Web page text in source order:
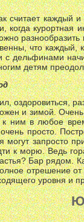
считает каждый
курортная
что
с дельфинами
детям
оздоровиться,
и зимой.
к ним в любое
просто.
могут запросто
к морю. Ведь
Бар рядом.
отрешение от
уровня и